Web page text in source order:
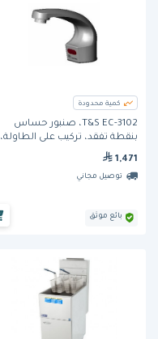
كمية محدودة
T&S EC-3102، صنبور حساس
بنقطة تفقد، تركيب على الطاولة،
فوهة مصبوبة
1,471
توصيل مجاني
بائع موثق